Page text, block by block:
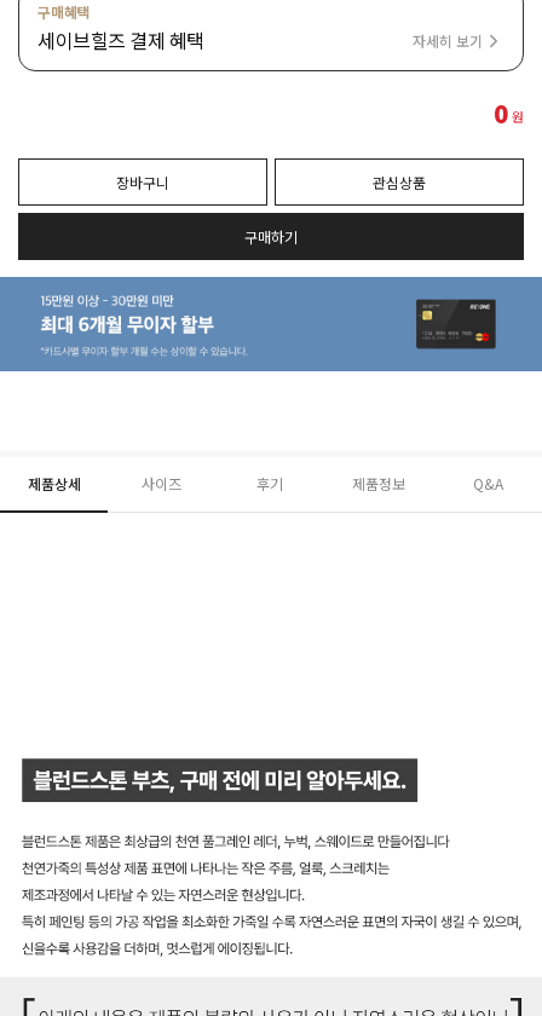
구매혜택
세이브힐즈 결제 혜택 자세히 보기
0원
장바구니 관심상품
구매하기
제품상세 사이즈 후기 제품정보 Q&A